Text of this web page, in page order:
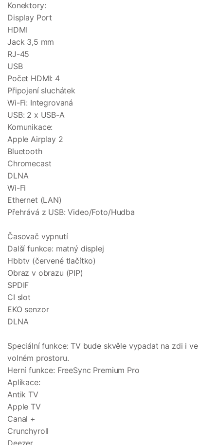
Konektory:
Display Port
HDMI
Jack 3,5 mm
RJ-45
USB
Počet HDMI: 4
Připojení sluchátek
Wi-Fi: Integrovaná
USB: 2 x USB-A
Komunikace:
Apple Airplay 2
Bluetooth
Chromecast
DLNA
Wi-Fi
Ethernet (LAN)
Přehrává z USB: Video/Foto/Hudba
Časovač vypnutí
Další funkce: matný displej
Hbbtv (červené tlačítko)
Obraz v obrazu (PIP)
SPDIF
CI slot
EKO senzor
DLNA
Speciální funkce: TV bude skvěle vypadat na zdi i ve
volném prostoru.
Herní funkce: FreeSync Premium Pro
Aplikace:
Antik TV
Apple TV
Canal +
Crunchyroll